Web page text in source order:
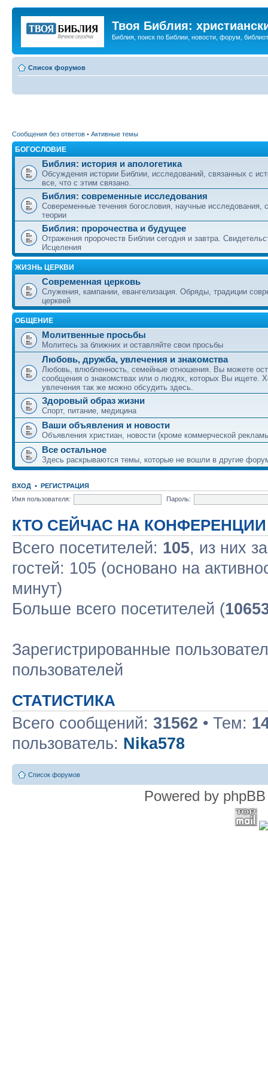
Твоя Библия:
Библия, поиск по Библии, новости, форум,
Список форумов
Сообщения без ответов • Активные темы
БОГОСЛОВИЕ
Библия: история и апологетика
Обсуждения истории Библии, исследований, связанных с
все, что с этим связано.
Библия: современные исследования
Совеременные течения богословия, научные исследования,
теории
Библия: пророчества и будущее
Отражения пророчеств Библии сегодня и завтра.
Исцеления
ЖИЗНЬ ЦЕРКВИ
Современная церковь
Служения, кампании, евангелизация. Обряды, традиции
церквей
ОБЩЕНИЕ
Молитвенные просьбы
Молитесь за ближних и оставляйте свои просьбы
Любовь, дружба, увлечения и знакомства
Любовь, влюбленность, семейные отношения. Вы можете
сообщения о знакомствах или о людях, которых Вы ищете.
увлечения так же можно обсудить здесь.
Здоровый образ жизни
Спорт, питание, медицина
Ваши объявления и новости
Объявления христиан, новости (кроме коммерческой
Все остальное
Здесь раскрываются темы, которые не вошли в другие
ВХОД • РЕГИСТРАЦИЯ
Имя пользователя:
Пароль:
КТО СЕЙЧАС НА КОНФЕРЕНЦИИ
Всего посетителей: 105, из них
гостей: 105 (основано на
минут)
Больше всего посетителей (
Зарегистрированные
пользователей
СТАТИСТИКА
Всего сообщений: 31562 • Тем:
пользователь: Nika578
Список форумов
Powered by